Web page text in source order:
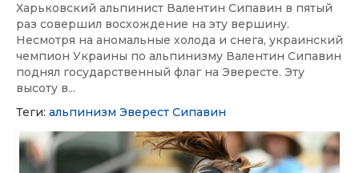
Харьковский альпинист Валентин Сипавин в пятый
раз совершил восхождение на эту вершину.
Несмотря на аномальные холода и снега, украинский
чемпион Украины по альпинизму Валентин Сипавин
поднял государственный флаг на Эвересте. Эту
высоту в...
Теги: альпинизм Эверест Сипавин